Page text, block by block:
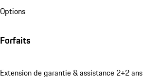
Options
Forfaits
Extension de garantie & assistance 2+2 ans